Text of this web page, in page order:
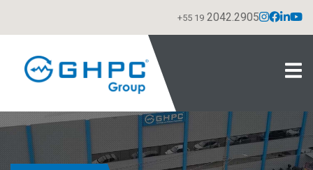
+55 19 2042.2905